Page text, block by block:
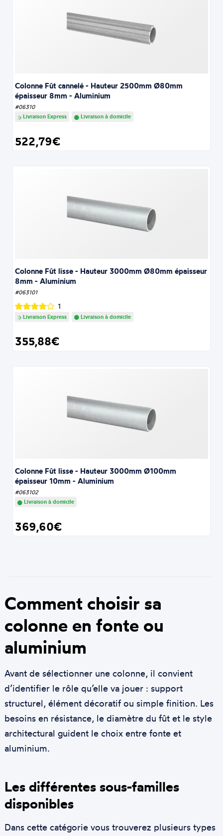
Colonne Fût cannelé - Hauteur 2500mm Ø80mm
épaisseur 8mm - Aluminium
#06310
Livraison Express
Livraison à domicile
522,79€
Colonne Fût lisse - Hauteur 3000mm Ø80mm épaisseur
8mm - Aluminium
#063101
1
Livraison Express Livraison à domicile
355,88€
Colonne Fût lisse - Hauteur 3000mm Ø100mm
épaisseur 10mm - Aluminium
#063102
Livraison à domicile
369,60€
Comment choisir sa
colonne en fonte ou
aluminium
Avant de sélectionner une colonne, il convient
d’identifier le rôle qu’elle va jouer : support
structurel, élément décoratif ou simple finition. Les
besoins en résistance, le diamètre du fût et le style
architectural guident le choix entre fonte et
aluminium.
Les différentes sous-familles
disponibles
Dans cette catégorie vous trouverez plusieurs types